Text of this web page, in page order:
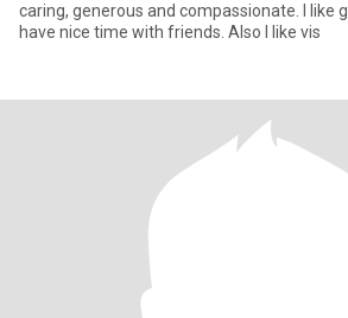
caring, generous and compassionate. I like going to night clubs to
have nice time with friends. Also I like vis